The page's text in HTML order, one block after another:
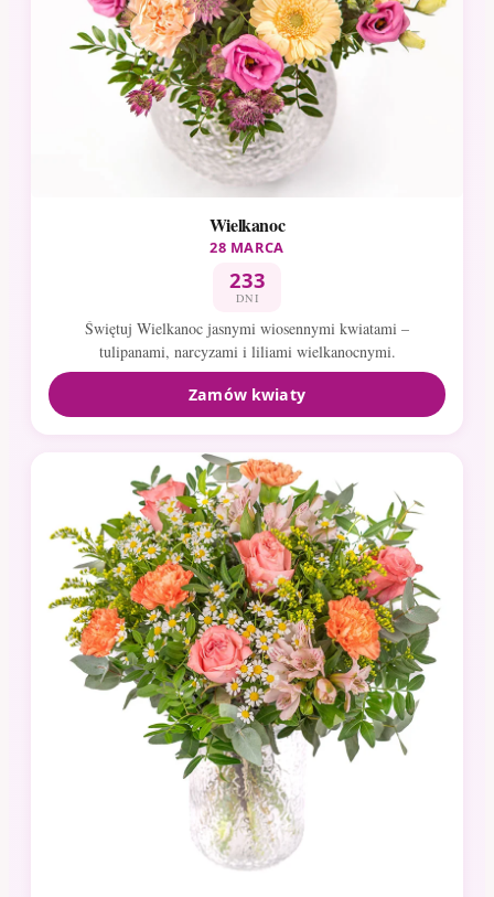
Wielkanoc
28 MARCA
233
DNI
Świętuj Wielkanoc jasnymi wiosennymi kwiatami –
tulipanami, narcyzami i liliami wielkanocnymi.
Zamów kwiaty